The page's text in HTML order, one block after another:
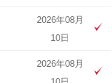
2026年08月
10日
2026年08月